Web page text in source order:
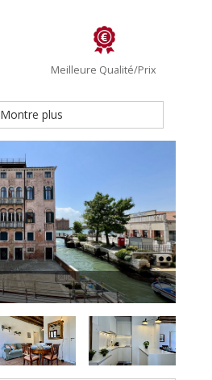
Meilleure Qualité/Prix
Montre plus